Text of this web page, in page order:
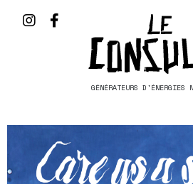
GÉNÉRATEURS D'ÉNERGIES